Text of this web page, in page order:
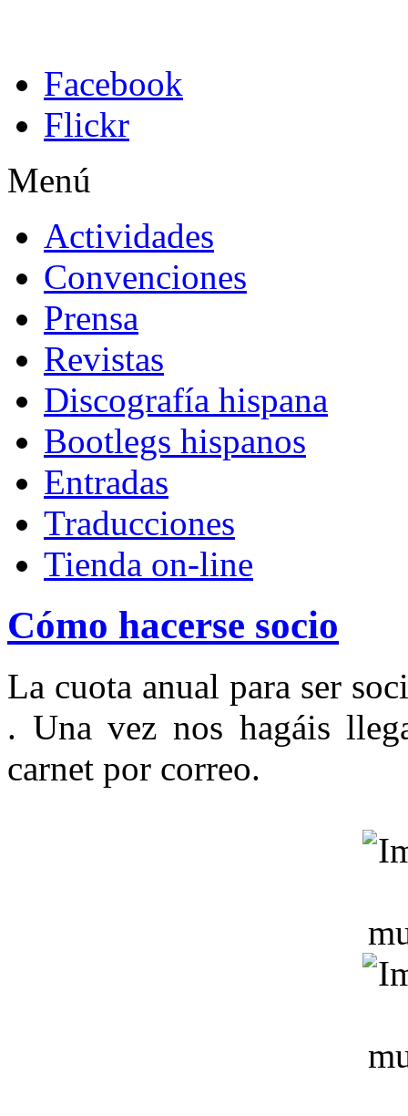
Facebook
Flickr
Menú
Actividades
Convenciones
Prensa
Revistas
Discografía hispana
Bootlegs hispanos
Entradas
Traducciones
Tienda on-line
Cómo hacerse socio
La cuota anual para ser
. Una vez nos hagáis
carnet por correo.